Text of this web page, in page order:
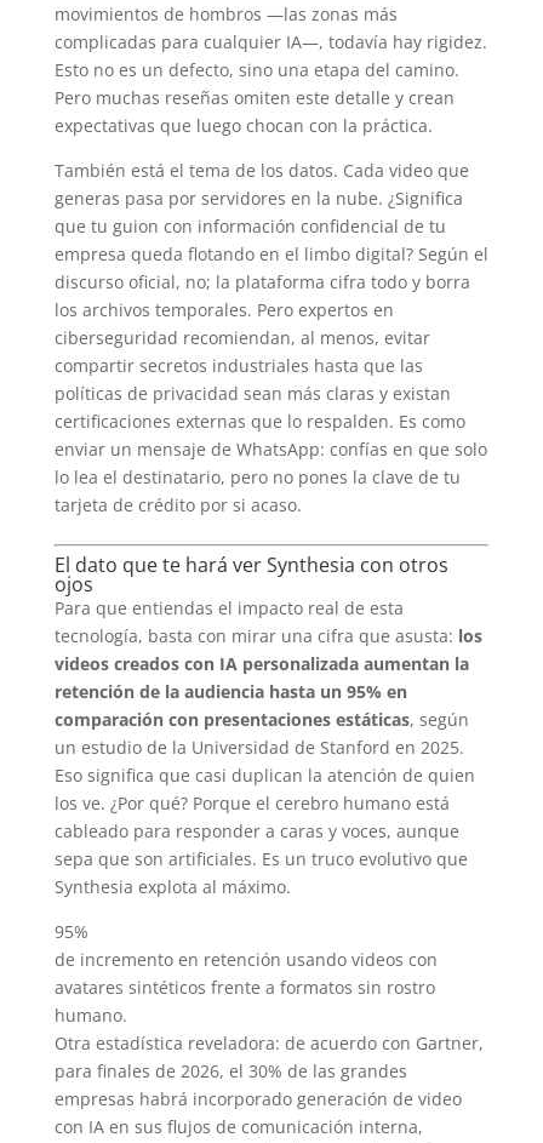
movimientos de hombros —las zonas más
complicadas para cualquier IA—, todavía hay rigidez.
Esto no es un defecto, sino una etapa del camino.
Pero muchas reseñas omiten este detalle y crean
expectativas que luego chocan con la práctica.
También está el tema de los datos. Cada video que
generas pasa por servidores en la nube. ¿Significa
que tu guion con información confidencial de tu
empresa queda flotando en el limbo digital? Según el
discurso oficial, no; la plataforma cifra todo y borra
los archivos temporales. Pero expertos en
ciberseguridad recomiendan, al menos, evitar
compartir secretos industriales hasta que las
políticas de privacidad sean más claras y existan
certificaciones externas que lo respalden. Es como
enviar un mensaje de WhatsApp: confías en que solo
lo lea el destinatario, pero no pones la clave de tu
tarjeta de crédito por si acaso.
El dato que te hará ver Synthesia con otros
ojos
Para que entiendas el impacto real de esta
tecnología, basta con mirar una cifra que asusta: los
videos creados con IA personalizada aumentan la
retención de la audiencia hasta un 95% en
comparación con presentaciones estáticas, según
un estudio de la Universidad de Stanford en 2025.
Eso significa que casi duplican la atención de quien
los ve. ¿Por qué? Porque el cerebro humano está
cableado para responder a caras y voces, aunque
sepa que son artificiales. Es un truco evolutivo que
Synthesia explota al máximo.
95%
de incremento en retención usando videos con
avatares sintéticos frente a formatos sin rostro
humano.
Otra estadística reveladora: de acuerdo con Gartner,
para finales de 2026, el 30% de las grandes
empresas habrá incorporado generación de video
con IA en sus flujos de comunicación interna,